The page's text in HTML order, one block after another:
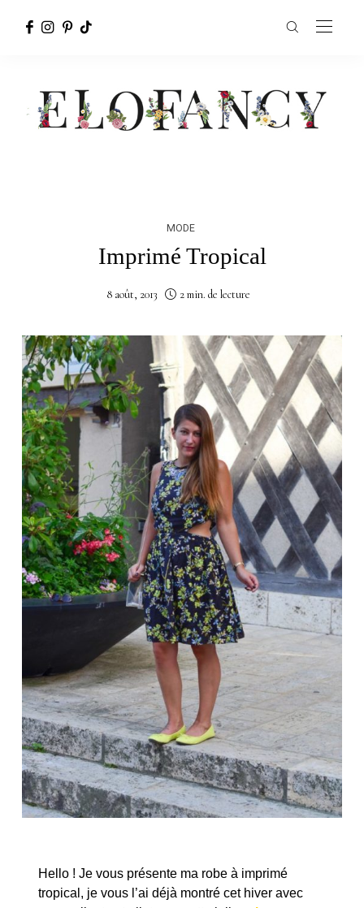
MODE
Imprimé Tropical
8 août, 2013 2 min. de lecture
Hello ! Je vous présente ma robe à imprimé
tropical, je vous l’ai déjà montré cet hiver avec